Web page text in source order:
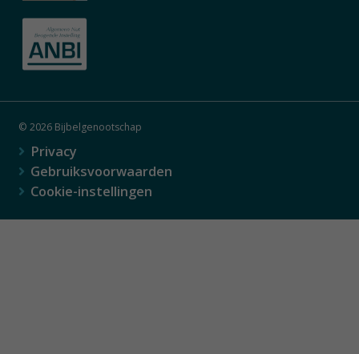
© 2026 Bijbelgenootschap
Privacy
Gebruiksvoorwaarden
Cookie-instellingen